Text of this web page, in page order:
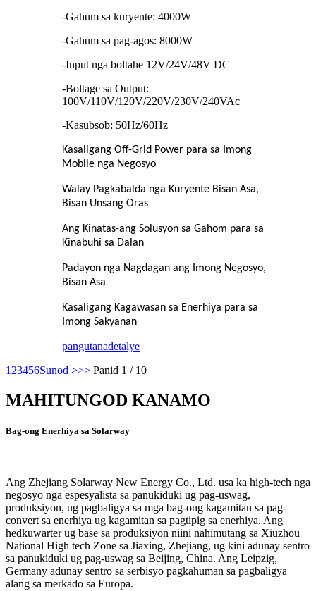
-Gahum sa kuryente: 4000W
-Gahum sa pag-agos: 8000W
-Input nga boltahe 12V/24V/48V DC
-Boltage sa Output:
100V/110V/120V/220V/230V/240VAc
-Kasubsob: 50Hz/60Hz
Kasaligang Off-Grid Power para sa Imong
Mobile nga Negosyo
Walay Pagkabalda nga Kuryente Bisan Asa,
Bisan Unsang Oras
Ang Kinatas-ang Solusyon sa Gahom para sa
Kinabuhi sa Dalan
Padayon nga Nagdagan ang Imong Negosyo,
Bisan Asa
Kasaligang Kagawasan sa Enerhiya para sa
Imong Sakyanan
pangutanadetalye
1 23456Sunod >>> Panid 1 / 10
MAHITUNGOD KANAMO
Bag-ong Enerhiya sa Solarway
Ang Zhejiang Solarway New Energy Co., Ltd. usa ka high-tech nga
negosyo nga espesyalista sa panukiduki ug pag-uswag,
produksiyon, ug pagbaligya sa mga bag-ong kagamitan sa pag-
convert sa enerhiya ug kagamitan sa pagtipig sa enerhiya. Ang
hedkuwarter ug base sa produksiyon niini nahimutang sa Xiuzhou
National High tech Zone sa Jiaxing, Zhejiang, ug kini adunay sentro
sa panukiduki ug pag-uswag sa Beijing, China. Ang Leipzig,
Germany adunay sentro sa serbisyo pagkahuman sa pagbaligya
alang sa merkado sa Europa.